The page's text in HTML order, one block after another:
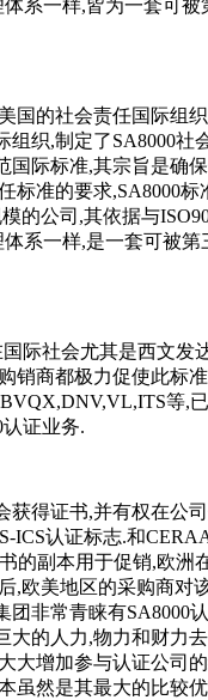
体系一样,皆为一套可
国的社会责任国际组
组织,制定了SA8000社
国际标准,其宗旨是确
标准的要求,SA8000标
的公司,其依据与
体系一样,是一套可被
际社会尤其是西文发
销商都极力促使此标
等,
证业务.
得证书,并有权在公
ICS认证标志.和
的副本用于促销,欧洲
,欧美地区的采购商对
团非常青睐有SA8000
大的人力,物力和财力
大增加参与认证公司
虽然是其最大的比较